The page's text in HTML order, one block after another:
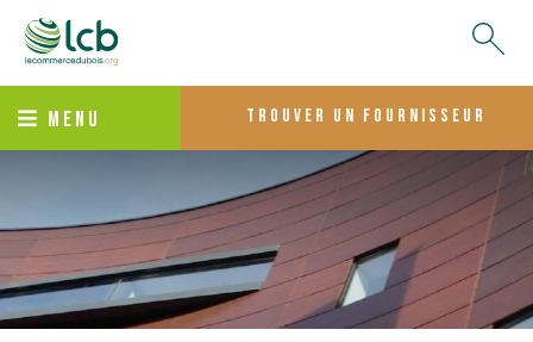
MENU trouver un fournisseur